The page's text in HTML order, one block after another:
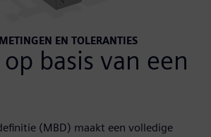
EN TOLERANTIES
basis van een
(MBD) maakt een volledige